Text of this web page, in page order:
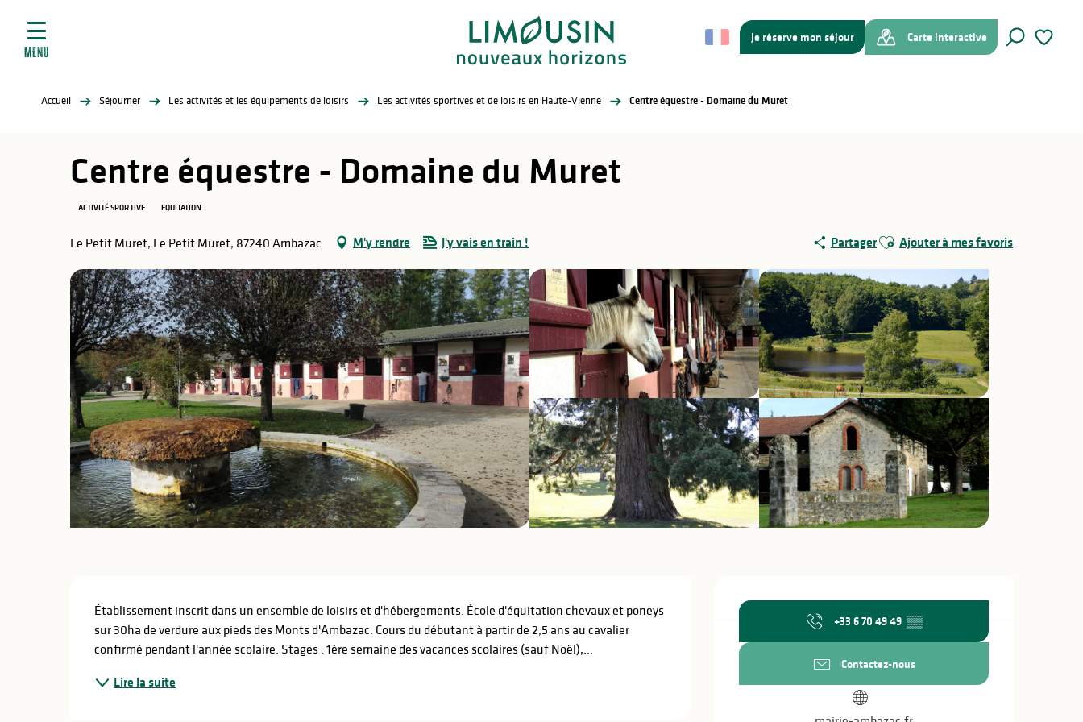
contenu
Je réserve mon séjour
Carte interactive
MENU
Accueil Séjourner Les activités et les équipements de loisirs Les activités sportives et de loisirs en Haute-Vienne Centre équestre - Domaine du Muret
Centre équestre - Domaine du Muret
ACTIVITÉ SPORTIVE EQUITATION
Le Petit Muret, Le Petit Muret, 87240 Ambazac M'y rendre J'y vais en train ! PartagerAjouter aux favoris
Ajouter à mes favoris
Ouverture et
+33 6 70 49 49 ▒▒
Contactez-nous
Description
Établissement inscrit dans un ensemble de loisirs et d'hébergements. École d'équitation chevaux et poneys
sur 30ha de verdure aux pieds des Monts d'Ambazac. Cours du débutant à partir de 2,5 ans au cavalier
confirmé pendant l'année scolaire. Stages : 1ère semaine des vacances scolaires (sauf Noël),...
Lire la suite